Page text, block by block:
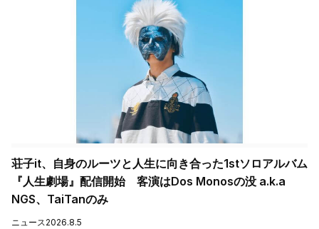
荘子it、自身のルーツと人生に向き合った1stソロアルバム
『人生劇場』配信開始 客演はDos Monosの没 a.k.a
NGS、TaiTanのみ
ニュース 2026.8.5